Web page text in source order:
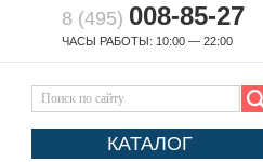
8 (495) 008-85-27
ЧАСЫ РАБОТЫ: 10:00 — 22:00
КАТАЛОГ